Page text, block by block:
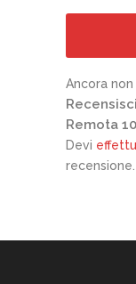
Ancora non
Remota
Devi
recensione.